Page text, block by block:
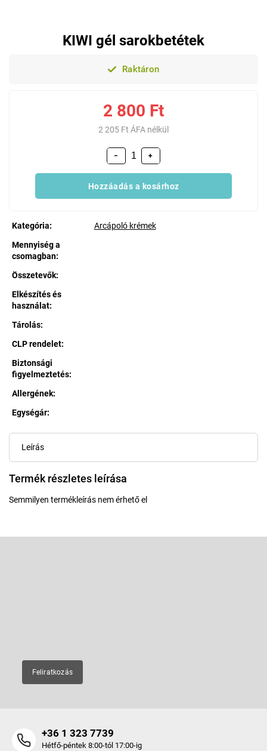
KIWI gél sarokbetétek
Raktáron
2 800 Ft
2 205 Ft ÁFA nélkül
+
−
Hozzáadás a kosárhoz
Kategória:
Arcápoló krémek
Mennyiség a
csomagban:
Összetevők:
Elkészítés és
használat:
Tárolás:
CLP rendelet:
Biztonsági
figyelmeztetés:
Allergének:
Egységár:
Leírás
Termék részletes leírása
Semmilyen termékleírás nem érhető el
Feliratkozás
+36 1 323 7739
Hétfő-péntek 8:00-tól 17:00-ig